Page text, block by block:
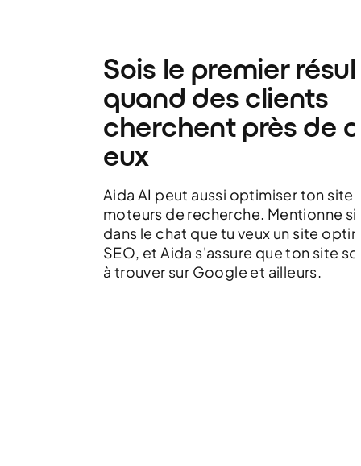
Sois le premier
quand des clients
cherchent près de
eux
Aida AI peut aussi optimiser ton site
moteurs de recherche. Mentionne
dans le chat que tu veux un site
SEO, et Aida s'assure que ton site
à trouver sur Google et ailleurs.